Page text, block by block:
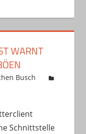
WARNT
Busch
Schnittstelle